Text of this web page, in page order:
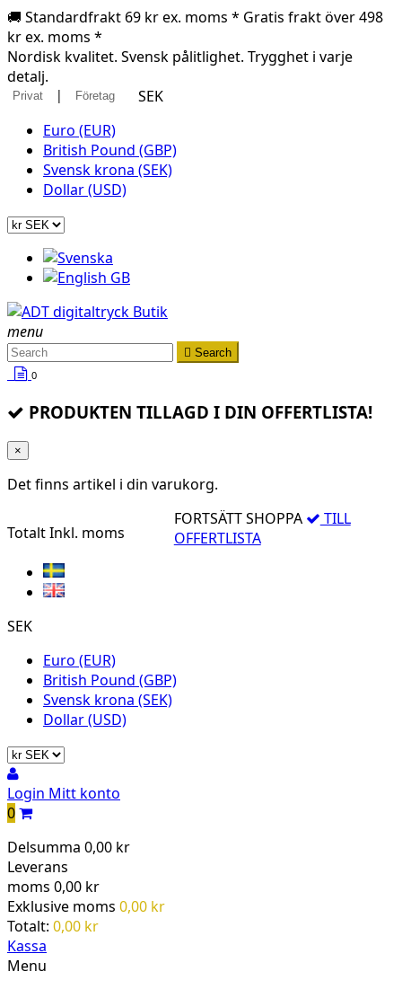
🚚 Standardfrakt 69 kr ex. moms * Gratis frakt över 498
kr ex. moms *
Nordisk kvalitet. Svensk pålitlighet. Trygghet i varje
detalj.
Privat | Företag
SEK
Euro (EUR)
British Pound (GBP)
Svensk krona (SEK)
Dollar (USD)
menu
 Search
0
PRODUKTEN TILLAGD I DIN OFFERTLISTA!
×
Det finns artikel i din varukorg.
TotaltInkl. moms
FORTSÄTT SHOPPA
TILL
OFFERTLISTA
SEK
Euro (EUR)
British Pound (GBP)
Svensk krona (SEK)
Dollar (USD)
Login Mitt konto
0
Delsumma 0,00 kr
Leverans
moms 0,00 kr
Exklusive moms 0,00 kr
Totalt: 0,00 kr
Kassa
Menu